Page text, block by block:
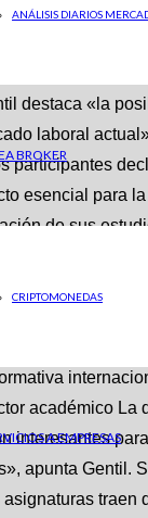
ANÁLISIS DIARIOS
BROKER
CRIPTOMONEDAS
A EMPRESAS
la planificación
advierten que
más
destaca «la
laboral
participantes
esencial para
de sus
de
«porque lo
recalca la
educativo,
académico
interesantes
apunta Gentil.